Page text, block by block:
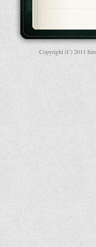
Copyright (C) 2011